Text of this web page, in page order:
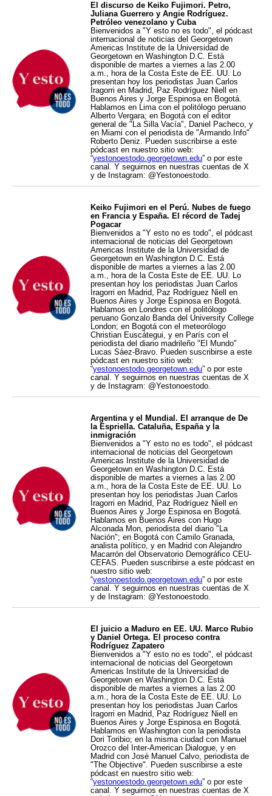
El discurso de Keiko Fujimori. Petro,
Juliana Guerrero y Angie Rodríguez.
Petróleo venezolano y Cuba
Bienvenidos a "Y esto no es todo", el pódcast
internacional de noticias del Georgetown
Americas Institute de la Universidad de
Georgetown en Washington D.C. Está
disponible de martes a viernes a las 2.00
a.m., hora de la Costa Este de EE. UU. Lo
presentan hoy los periodistas Juan Carlos
Iragorri en Madrid, Paz Rodríguez Niell en
Buenos Aires y Jorge Espinosa en Bogotá.
Hablamos en Lima con el politólogo peruano
Alberto Vergara; en Bogotá con el editor
general de "La Silla Vacía", Daniel Pacheco, y
en Miami con el periodista de "Armando.Info"
Roberto Deniz. Pueden suscribirse a este
pódcast en nuestro sitio web:
“yestonoestodo.georgetown.edu” o por este
canal. Y seguirnos en nuestras cuentas de X
y de Instagram: @Yestonoestodo.
Keiko Fujimori en el Perú. Nubes de fuego
en Francia y España. El récord de Tadej
Pogacar
Bienvenidos a "Y esto no es todo", el pódcast
internacional de noticias del Georgetown
Americas Institute de la Universidad de
Georgetown en Washington D.C. Está
disponible de martes a viernes a las 2.00
a.m., hora de la Costa Este de EE. UU. Lo
presentan hoy los periodistas Juan Carlos
Iragorri en Madrid, Paz Rodríguez Niell en
Buenos Aires y Jorge Espinosa en Bogotá.
Hablamos en Londres con el politólogo
peruano Gonzalo Banda del University College
London; en Bogotá con el meteorólogo
Christian Euscátegui, y en París con el
periodista del diario madrileño "El Mundo"
Lucas Sáez-Bravo. Pueden suscribirse a este
pódcast en nuestro sitio web:
“yestonoestodo.georgetown.edu” o por este
canal. Y seguirnos en nuestras cuentas de X
y de Instagram: @Yestonoestodo.
Argentina y el Mundial. El arranque de De
la Espriella. Cataluña, España y la
inmigración
Bienvenidos a "Y esto no es todo", el pódcast
internacional de noticias del Georgetown
Americas Institute de la Universidad de
Georgetown en Washington D.C. Está
disponible de martes a viernes a las 2.00
a.m., hora de la Costa Este de EE. UU. Lo
presentan hoy los periodistas Juan Carlos
Iragorri en Madrid, Paz Rodríguez Niell en
Buenos Aires y Jorge Espinosa en Bogotá.
Hablamos en Buenos Aires con Hugo
Alconada Mon, periodista del diario "La
Nación"; en Bogotá con Camilo Granada,
analista político, y en Madrid con Alejandro
Macarrón del Observatorio Demográfico CEU-
CEFAS. Pueden suscribirse a este pódcast en
nuestro sitio web:
“yestonoestodo.georgetown.edu” o por este
canal. Y seguirnos en nuestras cuentas de X
y de Instagram: @Yestonoestodo.
El juicio a Maduro en EE. UU. Marco Rubio
y Daniel Ortega. El proceso contra
Rodríguez Zapatero
Bienvenidos a "Y esto no es todo", el pódcast
internacional de noticias del Georgetown
Americas Institute de la Universidad de
Georgetown en Washington D.C. Está
disponible de martes a viernes a las 2.00
a.m., hora de la Costa Este de EE. UU. Lo
presentan hoy los periodistas Juan Carlos
Iragorri en Madrid, Paz Rodríguez Niell en
Buenos Aires y Jorge Espinosa en Bogotá.
Hablamos en Washington con la periodista
Dori Toribio; en la misma ciudad con Manuel
Orozco del Inter-American Dialogue, y en
Madrid con José Manuel Calvo, periodista de
"The Objective". Pueden suscribirse a este
pódcast en nuestro sitio web:
“yestonoestodo.georgetown.edu” o por este
canal. Y seguirnos en nuestras cuentas de X